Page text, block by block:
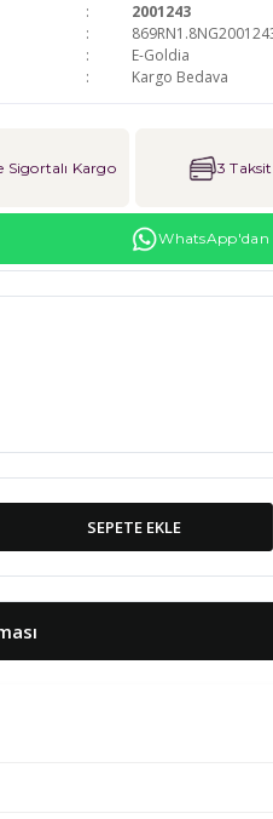
2001243
E-Goldia
Kargo Bedava
Sigortalı Kargo 3
SEPETE EKLE